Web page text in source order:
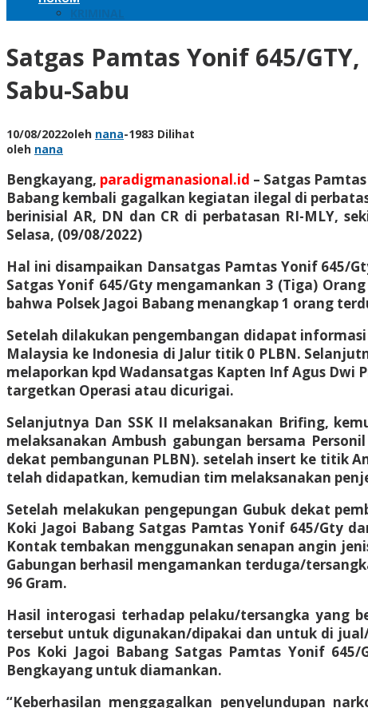
KRIMINAL
Satgas Pamtas Yonif 645/
Sabu-Sabu
10/08/2022oleh nana-1983 Dilihat
oleh nana
Bengkayang, paradigmanasional.id – Satgas
Babang kembali gagalkan kegiatan ilegal di
berinisial AR, DN dan CR di perbatasan RI-MLY,
Selasa, (09/08/2022)
Hal ini disampaikan Dansatgas Pamtas Yonif 645/
Satgas Yonif 645/Gty mengamankan 3 (Tiga)
bahwa Polsek Jagoi Babang menangkap 1 orang
Setelah dilakukan pengembangan didapat
Malaysia ke Indonesia di Jalur titik 0 PLBN.
melaporkan kpd Wadansatgas Kapten Inf Agus Dwi
targetkan Operasi atau dicurigai.
Selanjutnya Dan SSK II melaksanakan Brifing,
melaksanakan Ambush gabungan bersama
dekat pembangunan PLBN). setelah insert ke titik
telah didapatkan, kemudian tim melaksanakan
Setelah melakukan pengepungan Gubuk dekat
Koki Jagoi Babang Satgas Pamtas Yonif 645/Gty
Kontak tembakan menggunakan senapan angin
Gabungan berhasil mengamankan terduga/
96 Gram.
Hasil interogasi terhadap pelaku/tersangka yang
tersebut untuk digunakan/dipakai dan untuk di
Pos Koki Jagoi Babang Satgas Pamtas Yonif
Bengkayang untuk diamankan.
“Keberhasilan menggagalkan penyelundupan